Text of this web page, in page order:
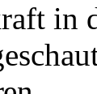
in